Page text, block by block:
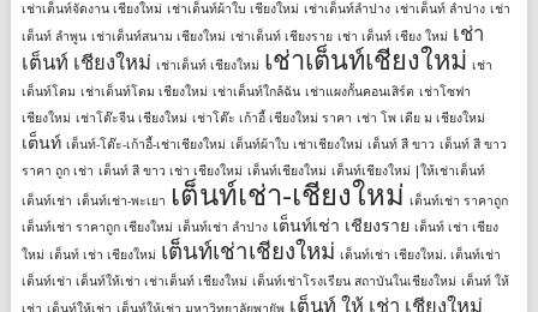
เช่าเต็นท์จัดงาน เชียงใหม่ เช่าเต็นท์ผ้าใบ เชียงใหม่ เช่าเต็นท์ลำปาง เช่าเต็นท์ ลําปาง เช่า
เต็นท์ ลําพูน เช่าเต็นท์สนาม เชียงใหม่ เช่าเต็นท์ เชียงราย เช่า เต็นท์ เชียง ใหม่ เช่า
เต็นท์ เชียงใหม่ เช่าเต็นท์ เชียงใหม่ เช่าเต็นท์เชียงใหม่ เช่า
เต็นท์โดม เช่าเต็นท์โดม เชียงใหม่ เช่าเต็นท์ใกล้ฉัน เช่าแผงกั้นคอนเสิร์ต เช่าโซฟา
เชียงใหม่ เช่าโต๊ะจีน เชียงใหม่ เช่าโต๊ะ เก้าอี้ เชียงใหม่ ราคา เช่า โพ เดีย ม เชียงใหม่
เต็นท์ เต็นท์-โต๊ะ-เก้าอี้-เช่าเชียงใหม่ เต็นท์ผ้าใบ เช่าเชียงใหม่ เต็นท์ สี ขาว เต็นท์ สี ขาว
ราคา ถูก เช่า เต็นท์ สี ขาว เช่า เชียงใหม่ เต็นท์เชียงใหม่ เต็นท์เชียงใหม่ |ให้เช่าเต็นท์
เต็นท์เช่า เต็นท์เช่า-พะเยา เต็นท์เช่า-เชียงใหม่ เต็นท์เช่า ราคาถูก
เต็นท์เช่า ราคาถูก เชียงใหม่ เต็นท์เช่า ลำปาง เต็นท์เช่า เชียงราย เต็นท์ เช่า เชียง
ใหม่ เต็นท์ เช่า เชียงใหม่ เต็นท์เช่าเชียงใหม่ เต็นท์เช่า เชียงใหม่. เต็นท์เช่า
เต็นท์เช่า เต็นท์ให้เช่า เช่าเต็นท์ เชียงใหม่ เต็นท์เช่าโรงเรียน สถาบันในเชียงใหม่ เต็นท์ ให้
เต็นท์ ให้ เช่า เชียงใหม่